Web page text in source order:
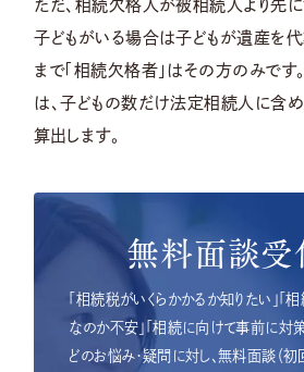
ただ、相続欠格人が被相続人より先に
子どもがいる場合は子どもが遺産を代
まで「相続欠格者」はその方のみで
は、子どもの数だけ法定相続人に含
算出します。
無料面談受
「相続税がいくらかかるか知りたい」
なのか不安」「相続に向けて事前に対
どのお悩み・疑問に対し、無料面談（